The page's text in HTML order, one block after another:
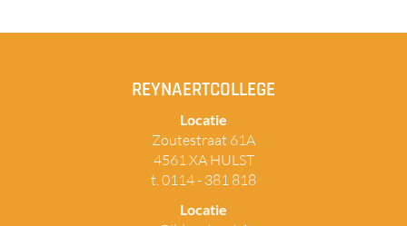
REYNAERTCOLLEGE
Locatie
Zoutestraat 61A
4561 XA HULST
t. 0114 - 381 818
Locatie